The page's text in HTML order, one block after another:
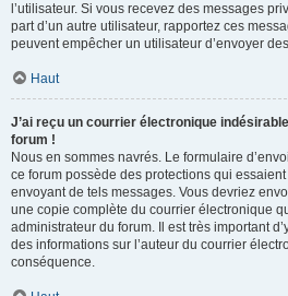
l’utilisateur. Si vous recevez des messages
part d’un autre utilisateur, rapportez ces
peuvent empêcher un utilisateur d’envoyer
Haut
J’ai reçu un courrier électronique
forum !
Nous en sommes navrés. Le formulaire
ce forum possède des protections qui
envoyant de tels messages. Vous devriez
une copie complète du courrier électronique
administrateur du forum. Il est très important
des informations sur l’auteur du courrier
conséquence.